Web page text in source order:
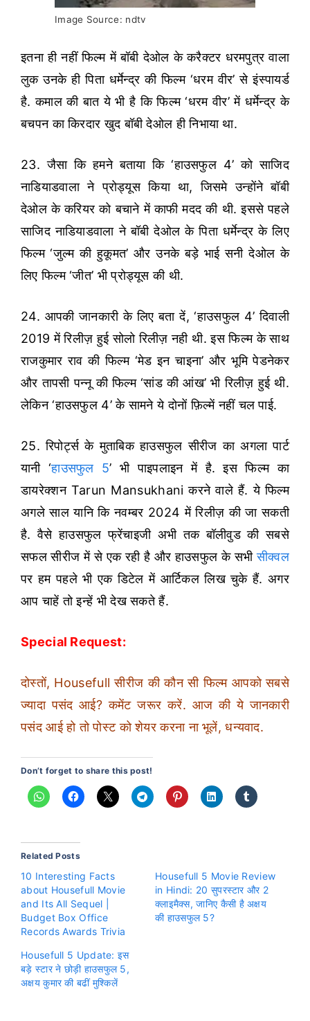
Image Source: ndtv
इतना ही नहीं फिल्म में बॉबी देओल के करैक्टर धरमपुत्र वाला
लुक उनके ही पिता धर्मेन्द्र की फिल्म ‘धरम वीर’ से इंस्पायर्ड
है. कमाल की बात ये भी है कि फिल्म ‘धरम वीर’ में धर्मेन्द्र के
बचपन का किरदार खुद बॉबी देओल ही निभाया था.
23. जैसा कि हमने बताया कि ‘हाउसफुल 4’ को साजिद
नाडियाडवाला ने प्रोड्यूस किया था, जिसमे उन्होंने बॉबी
देओल के करियर को बचाने में काफी मदद की थी. इससे पहले
साजिद नाडियाडवाला ने बॉबी देओल के पिता धर्मेन्द्र के लिए
फिल्म ‘जुल्म की हुकूमत’ और उनके बड़े भाई सनी देओल के
लिए फिल्म ‘जीत’ भी प्रोड्यूस की थी.
24. आपकी जानकारी के लिए बता दें, ‘हाउसफुल 4’ दिवाली
2019 में रिलीज़ हुई सोलो रिलीज़ नही थी. इस फिल्म के साथ
राजकुमार राव की फिल्म ‘मेड इन चाइना’ और भूमि पेडनेकर
और तापसी पन्नू की फिल्म ‘सांड की आंख’ भी रिलीज़ हुई थी.
लेकिन ‘हाउसफुल 4’ के सामने ये दोनों फ़िल्में नहीं चल पाई.
25. रिपोर्ट्स के मुताबिक हाउसफुल सीरीज का अगला पार्ट
यानी ‘हाउसफुल 5’ भी पाइपलाइन में है. इस फिल्म का
डायरेक्शन Tarun Mansukhani करने वाले हैं. ये फिल्म
अगले साल यानि कि नवम्बर 2024 में रिलीज़ की जा सकती
है. वैसे हाउसफुल फ्रेंचाइजी अभी तक बॉलीवुड की सबसे
सफल सीरीज में से एक रही है और हाउसफुल के सभीसीक्वल
पर हम पहले भी एक डिटेल में आर्टिकल लिख चुके हैं. अगर
आप चाहें तो इन्हें भी देख सकते हैं.
Special Request:
दोस्तों, Housefull सीरीज की कौन सी फिल्म आपको सबसे
ज्यादा पसंद आई? कमेंट जरूर करें. आज की ये जानकारी
पसंद आई हो तो पोस्ट को शेयर करना ना भूलें, धन्यवाद.
Don’t forget to share this post!
Related Posts
10 Interesting Facts
about Housefull Movie
and Its All Sequel |
Budget Box Office
Records Awards Trivia
Housefull 5 Movie Review
in Hindi: 20 सुपरस्टार और 2
क्लाइमैक्स, जानिए कैसी है अक्षय
की हाउसफुल 5?
Housefull 5 Update: इस
बड़े स्टार ने छोड़ी हाउसफुल 5,
अक्षय कुमार की बढीं मुश्किलें